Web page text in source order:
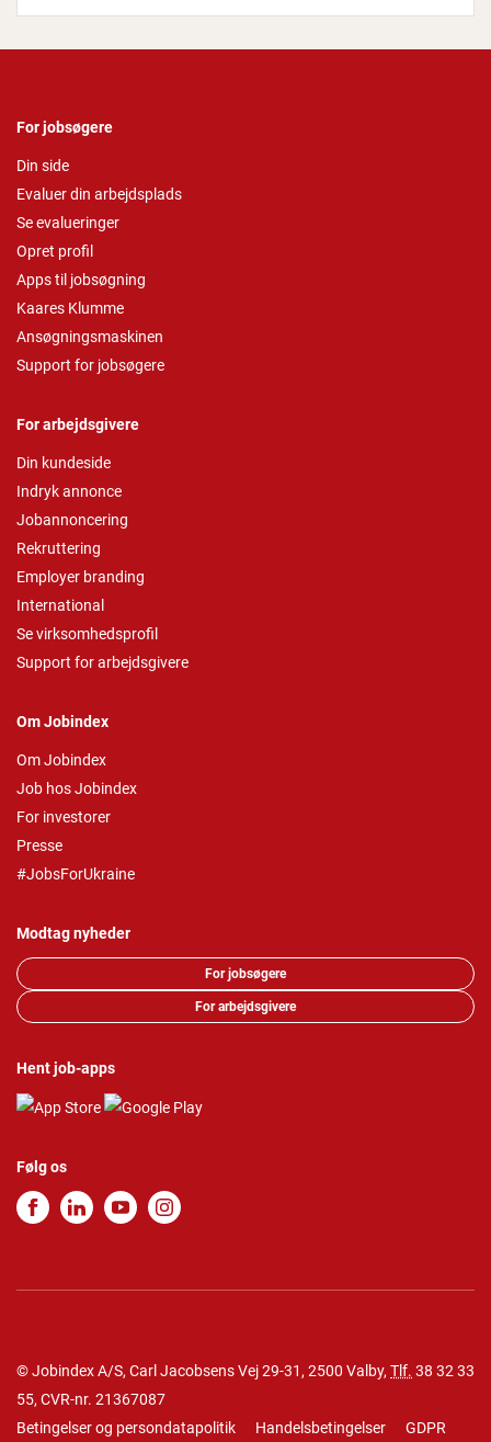
For jobsøgere
Din side
Evaluer din arbejdsplads
Se evalueringer
Opret profil
Apps til jobsøgning
Kaares Klumme
Ansøgningsmaskinen
Support for jobsøgere
For arbejdsgivere
Din kundeside
Indryk annonce
Jobannoncering
Rekruttering
Employer branding
International
Se virksomhedsprofil
Support for arbejdsgivere
Om Jobindex
Om Jobindex
Job hos Jobindex
For investorer
Presse
#JobsForUkraine
Modtag nyheder
For jobsøgere
For arbejdsgivere
Hent job-apps
Følg os
© Jobindex A/S, Carl Jacobsens Vej 29-31, 2500 Valby, Tlf. 38 32 33
55, CVR-nr. 21367087
Betingelser og persondatapolitik
Handelsbetingelser GDPR